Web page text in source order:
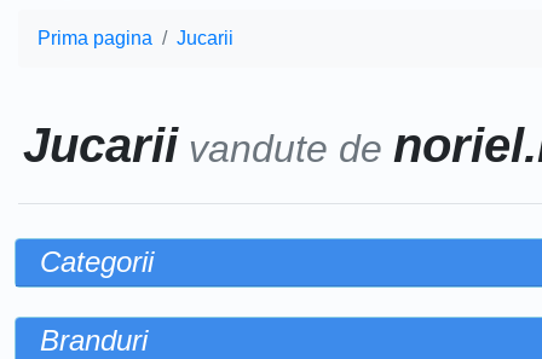
Prima pagina Jucarii
Jucariivandute de
Categorii
Branduri